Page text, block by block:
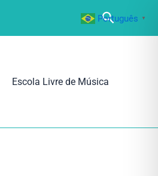
Escola Livre de Música
Português ▼